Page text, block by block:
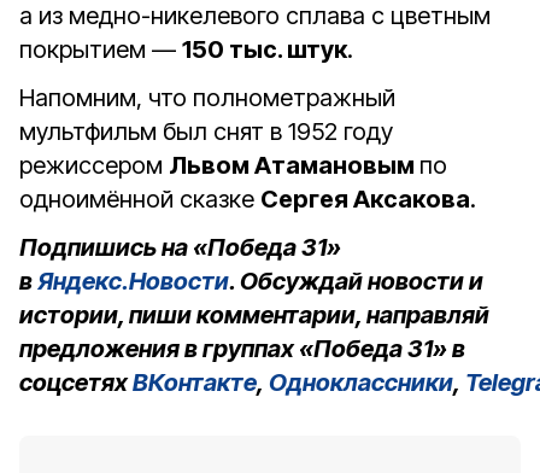
а из медно-никелевого сплава с цветным
покрытием — 150 тыс. штук.
Напомним, что полнометражный
мультфильм был снят в 1952 году
режиссером Львом Атамановым по
одноимённой сказке Сергея Аксакова.
Подпишись на «Победа 31»
вЯндекс.Новости. Обсуждай новости и
истории, пиши комментарии, направляй
предложения в группах «Победа 31» в
соцсетяхВКонтакте, Одноклассники,